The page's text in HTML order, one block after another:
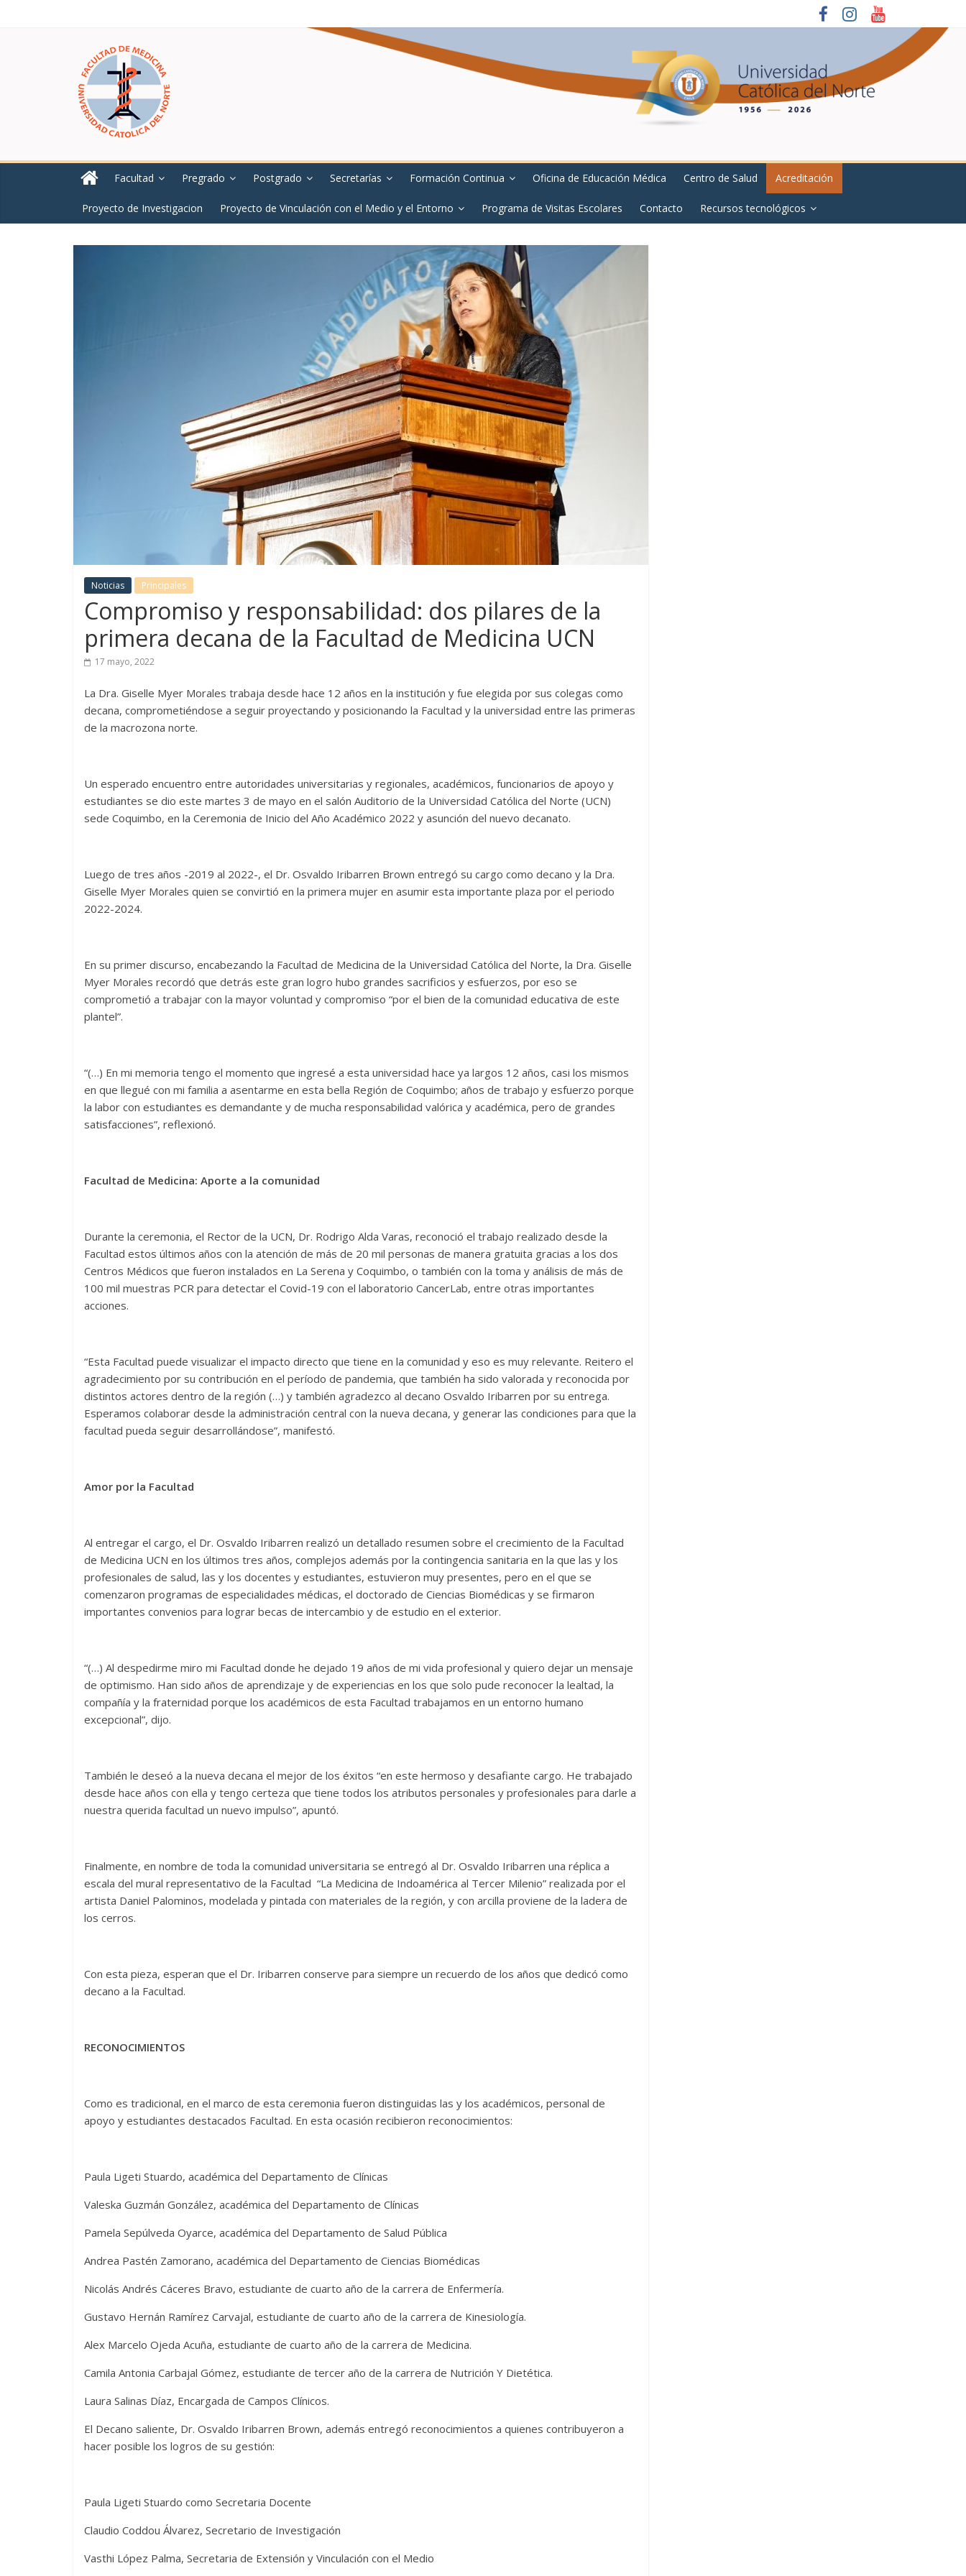
Facultad Pregrado Postgrado Secretarías Formación Continua Oficina de Educación Médica Centro de Salud Acreditación
Proyecto de Investigacion Proyecto de Vinculación con el Medio y el Entorno Programa de Visitas Escolares Contacto Recursos tecnológicos
Noticias Principales
Compromiso y responsabilidad: dos pilares de la
primera decana de la Facultad de Medicina UCN
17 mayo, 2022
La Dra. Giselle Myer Morales trabaja desde hace 12 años en la institución y fue elegida por sus colegas como
decana, comprometiéndose a seguir proyectando y posicionando la Facultad y la universidad entre las primeras
de la macrozona norte.
Un esperado encuentro entre autoridades universitarias y regionales, académicos, funcionarios de apoyo y
estudiantes se dio este martes 3 de mayo en el salón Auditorio de la Universidad Católica del Norte (UCN)
sede Coquimbo, en la Ceremonia de Inicio del Año Académico 2022 y asunción del nuevo decanato.
Luego de tres años -2019 al 2022-, el Dr. Osvaldo Iribarren Brown entregó su cargo como decano y la Dra.
Giselle Myer Morales quien se convirtió en la primera mujer en asumir esta importante plaza por el periodo
2022-2024.
En su primer discurso, encabezando la Facultad de Medicina de la Universidad Católica del Norte, la Dra. Giselle
Myer Morales recordó que detrás este gran logro hubo grandes sacrificios y esfuerzos, por eso se
comprometió a trabajar con la mayor voluntad y compromiso “por el bien de la comunidad educativa de este
plantel”.
“(…) En mi memoria tengo el momento que ingresé a esta universidad hace ya largos 12 años, casi los mismos
en que llegué con mi familia a asentarme en esta bella Región de Coquimbo; años de trabajo y esfuerzo porque
la labor con estudiantes es demandante y de mucha responsabilidad valórica y académica, pero de grandes
satisfacciones”, reflexionó.
Facultad de Medicina: Aporte a la comunidad
Durante la ceremonia, el Rector de la UCN, Dr. Rodrigo Alda Varas, reconoció el trabajo realizado desde la
Facultad estos últimos años con la atención de más de 20 mil personas de manera gratuita gracias a los dos
Centros Médicos que fueron instalados en La Serena y Coquimbo, o también con la toma y análisis de más de
100 mil muestras PCR para detectar el Covid-19 con el laboratorio CancerLab, entre otras importantes
acciones.
“Esta Facultad puede visualizar el impacto directo que tiene en la comunidad y eso es muy relevante. Reitero el
agradecimiento por su contribución en el período de pandemia, que también ha sido valorada y reconocida por
distintos actores dentro de la región (…) y también agradezco al decano Osvaldo Iribarren por su entrega.
Esperamos colaborar desde la administración central con la nueva decana, y generar las condiciones para que la
facultad pueda seguir desarrollándose”, manifestó.
Amor por la Facultad
Al entregar el cargo, el Dr. Osvaldo Iribarren realizó un detallado resumen sobre el crecimiento de la Facultad
de Medicina UCN en los últimos tres años, complejos además por la contingencia sanitaria en la que las y los
profesionales de salud, las y los docentes y estudiantes, estuvieron muy presentes, pero en el que se
comenzaron programas de especialidades médicas, el doctorado de Ciencias Biomédicas y se firmaron
importantes convenios para lograr becas de intercambio y de estudio en el exterior.
“(…) Al despedirme miro mi Facultad donde he dejado 19 años de mi vida profesional y quiero dejar un mensaje
de optimismo. Han sido años de aprendizaje y de experiencias en los que solo pude reconocer la lealtad, la
compañía y la fraternidad porque los académicos de esta Facultad trabajamos en un entorno humano
excepcional”, dijo.
También le deseó a la nueva decana el mejor de los éxitos “en este hermoso y desafiante cargo. He trabajado
desde hace años con ella y tengo certeza que tiene todos los atributos personales y profesionales para darle a
nuestra querida facultad un nuevo impulso”, apuntó.
Finalmente, en nombre de toda la comunidad universitaria se entregó al Dr. Osvaldo Iribarren una réplica a
escala del mural representativo de la Facultad “La Medicina de Indoamérica al Tercer Milenio” realizada por el
artista Daniel Palominos, modelada y pintada con materiales de la región, y con arcilla proviene de la ladera de
los cerros.
Con esta pieza, esperan que el Dr. Iribarren conserve para siempre un recuerdo de los años que dedicó como
decano a la Facultad.
RECONOCIMIENTOS
Como es tradicional, en el marco de esta ceremonia fueron distinguidas las y los académicos, personal de
apoyo y estudiantes destacados Facultad. En esta ocasión recibieron reconocimientos:
Paula Ligeti Stuardo, académica del Departamento de Clínicas
Valeska Guzmán González, académica del Departamento de Clínicas
Pamela Sepúlveda Oyarce, académica del Departamento de Salud Pública
Andrea Pastén Zamorano, académica del Departamento de Ciencias Biomédicas
Nicolás Andrés Cáceres Bravo, estudiante de cuarto año de la carrera de Enfermería.
Gustavo Hernán Ramírez Carvajal, estudiante de cuarto año de la carrera de Kinesiología.
Alex Marcelo Ojeda Acuña, estudiante de cuarto año de la carrera de Medicina.
Camila Antonia Carbajal Gómez, estudiante de tercer año de la carrera de Nutrición Y Dietética.
Laura Salinas Díaz, Encargada de Campos Clínicos.
El Decano saliente, Dr. Osvaldo Iribarren Brown, además entregó reconocimientos a quienes contribuyeron a
hacer posible los logros de su gestión:
Paula Ligeti Stuardo como Secretaria Docente
Claudio Coddou Álvarez, Secretario de Investigación
Vasthi López Palma, Secretaria de Extensión y Vinculación con el Medio